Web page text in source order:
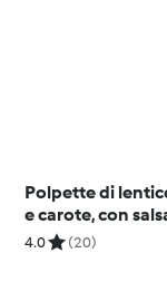
Polpette di
e carote, con
allo yogurt e curry
4.0 (20)